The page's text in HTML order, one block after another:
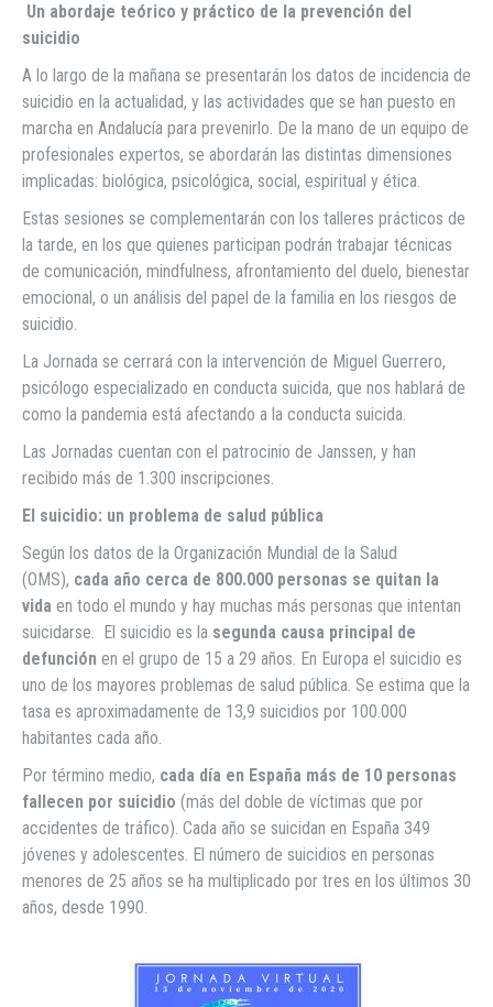
Un abordaje teórico y práctico de la prevención del
suicidio
A lo largo de la mañana se presentarán los datos de incidencia de
suicidio en la actualidad, y las actividades que se han puesto en
marcha en Andalucía para prevenirlo. De la mano de un equipo de
profesionales expertos, se abordarán las distintas dimensiones
implicadas: biológica, psicológica, social, espiritual y ética.
Estas sesiones se complementarán con los talleres prácticos de
la tarde, en los que quienes participan podrán trabajar técnicas
de comunicación, mindfulness, afrontamiento del duelo, bienestar
emocional, o un análisis del papel de la familia en los riesgos de
suicidio.
La Jornada se cerrará con la intervención de Miguel Guerrero,
psicólogo especializado en conducta suicida, que nos hablará de
como la pandemia está afectando a la conducta suicida.
Las Jornadas cuentan con el patrocinio de Janssen, y han
recibido más de 1.300 inscripciones.
El suicidio: un problema de salud pública
Según los datos de la Organización Mundial de la Salud
(OMS), cada año cerca de 800.000 personas se quitan la
vida en todo el mundo y hay muchas más personas que intentan
suicidarse. El suicidio es la segunda causa principal de
defunción en el grupo de 15 a 29 años. En Europa el suicidio es
uno de los mayores problemas de salud pública. Se estima que la
tasa es aproximadamente de 13,9 suicidios por 100.000
habitantes cada año.
Por término medio, cada día en España más de 10 personas
fallecen por suicidio (más del doble de víctimas que por
accidentes de tráfico). Cada año se suicidan en España 349
jóvenes y adolescentes. El número de suicidios en personas
menores de 25 años se ha multiplicado por tres en los últimos 30
años, desde 1990.